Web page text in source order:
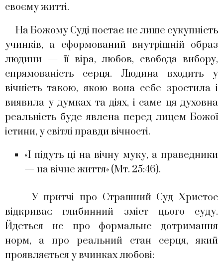
своєму житті.
На Божому Суді постає не лише сукупність
учинків, а сформований внутрішній образ
людини — її віра, любов, свобода вибору,
спрямованість серця. Людина входить у
вічність такою, якою вона себе зростила і
виявила у думках та діях, і саме ця духовна
реальність буде явлена перед лицем Божої
істини, у світлі правди вічності.
«І підуть ці на вічну муку, а праведники
— на вічне життя» (Мт. 25:46).
У притчі про Страшний Суд Христос
відкриває глибинний зміст цього суду.
Йдеться не про формальне дотримання
норм, а про реальний стан серця, який
проявляється у вчинках любові: